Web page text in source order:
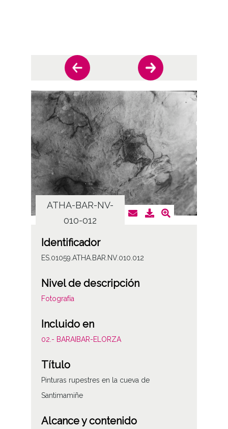
ATHA-BAR-NV-
010-012
Identificador
ES.01059.ATHA.BAR.NV.010.012
Nivel de descripción
Fotografía
Incluido en
02.- BARAIBAR-ELORZA
Título
Pinturas rupestres en la cueva de
Santimamiñe
Alcance y contenido